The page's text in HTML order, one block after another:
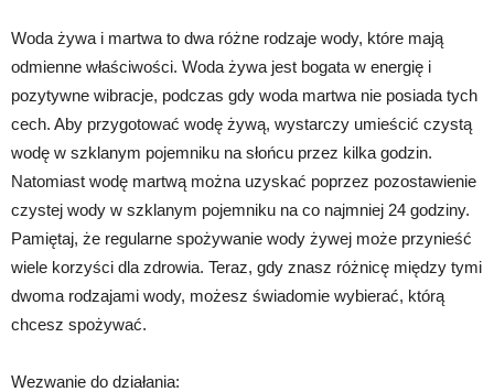
Woda żywa i martwa to dwa różne rodzaje wody, które mają
odmienne właściwości. Woda żywa jest bogata w energię i
pozytywne wibracje, podczas gdy woda martwa nie posiada tych
cech. Aby przygotować wodę żywą, wystarczy umieścić czystą
wodę w szklanym pojemniku na słońcu przez kilka godzin.
Natomiast wodę martwą można uzyskać poprzez pozostawienie
czystej wody w szklanym pojemniku na co najmniej 24 godziny.
Pamiętaj, że regularne spożywanie wody żywej może przynieść
wiele korzyści dla zdrowia. Teraz, gdy znasz różnicę między tymi
dwoma rodzajami wody, możesz świadomie wybierać, którą
chcesz spożywać.
Wezwanie do działania: